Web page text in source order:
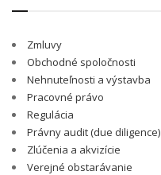
Zmluvy
Obchodné spoločnosti
Nehnuteľnosti a výstavba
Pracovné právo
Regulácia
Právny audit (due diligence)
Zlúčenia a akvizície
Verejné obstarávanie